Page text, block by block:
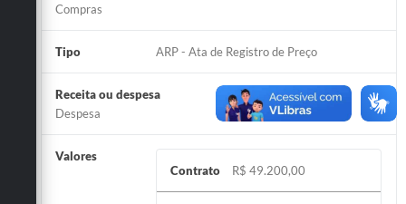
Compras
Tipo ARP - Ata de Registro de Preço
Receita ou despesa
Despesa
Valores
Contrato
R$ 49.200,00